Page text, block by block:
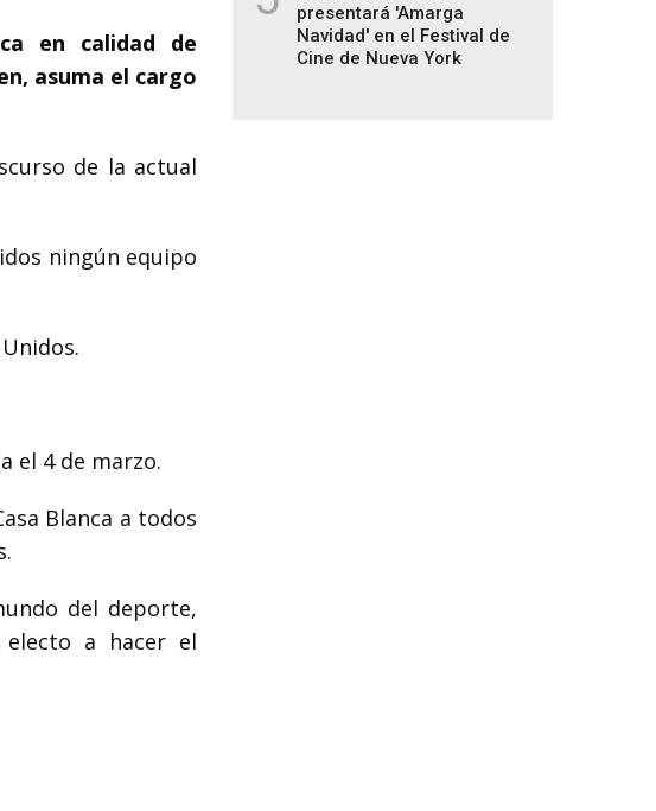
en calidad de
asuma el cargo
de la actual
ningún equipo
el 4 de marzo.
Blanca a todos
del deporte,
electo a hacer el
presentará 'Amarga
Navidad' en el Festival de
Cine de Nueva York